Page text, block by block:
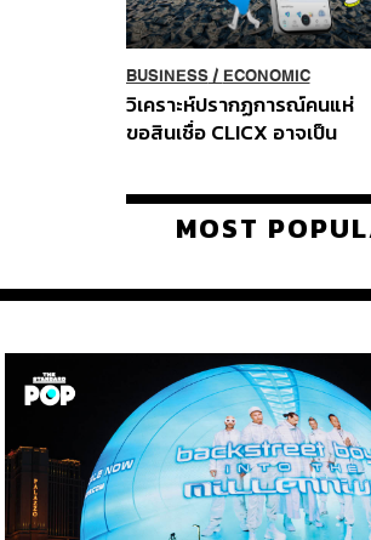
BUSINESS/ ECONOMIC
วิเคราะห์ปรากฏการณ์คนแห่
ขอสินเชื่อ CLICX อาจเป็น
ปัญหาหนี้ครัวเรือนไทยที่ถูกซุก
MOST